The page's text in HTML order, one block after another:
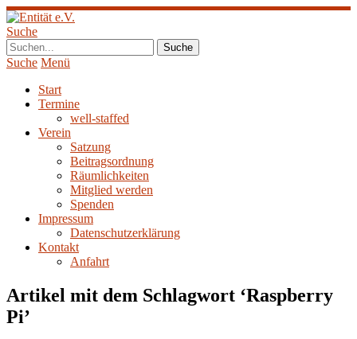
Suche
Suche Menü
Start
Termine
well-staffed
Verein
Satzung
Beitragsordnung
Räumlichkeiten
Mitglied werden
Spenden
Impressum
Datenschutzerklärung
Kontakt
Anfahrt
Artikel mit dem Schlagwort ‘Raspberry
Pi’